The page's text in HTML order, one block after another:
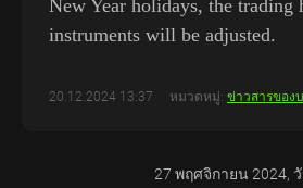
New Year holidays, the trading
instruments will be adjusted.
20.12.2024 13:37 หมวดหมู่: ข่าวสารของ
27 พฤศจิกายน 2024,